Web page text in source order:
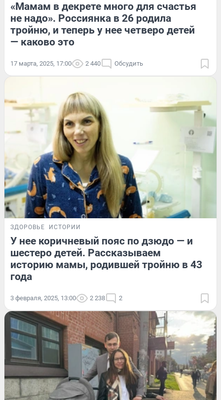
«Мамам в декрете много для счастья
не надо». Россиянка в 26 родила
тройню, и теперь у нее четверо детей
— каково это
17 марта, 2025, 17:00 2 440 Обсудить
ЗДОРОВЬЕ ИСТОРИИ
У нее коричневый пояс по дзюдо — и
шестеро детей. Рассказываем
историю мамы, родившей тройню в 43
года
3 февраля, 2025, 13:00 2 238 2